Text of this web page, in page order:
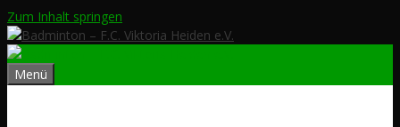
Zum Inhalt springen
Menü